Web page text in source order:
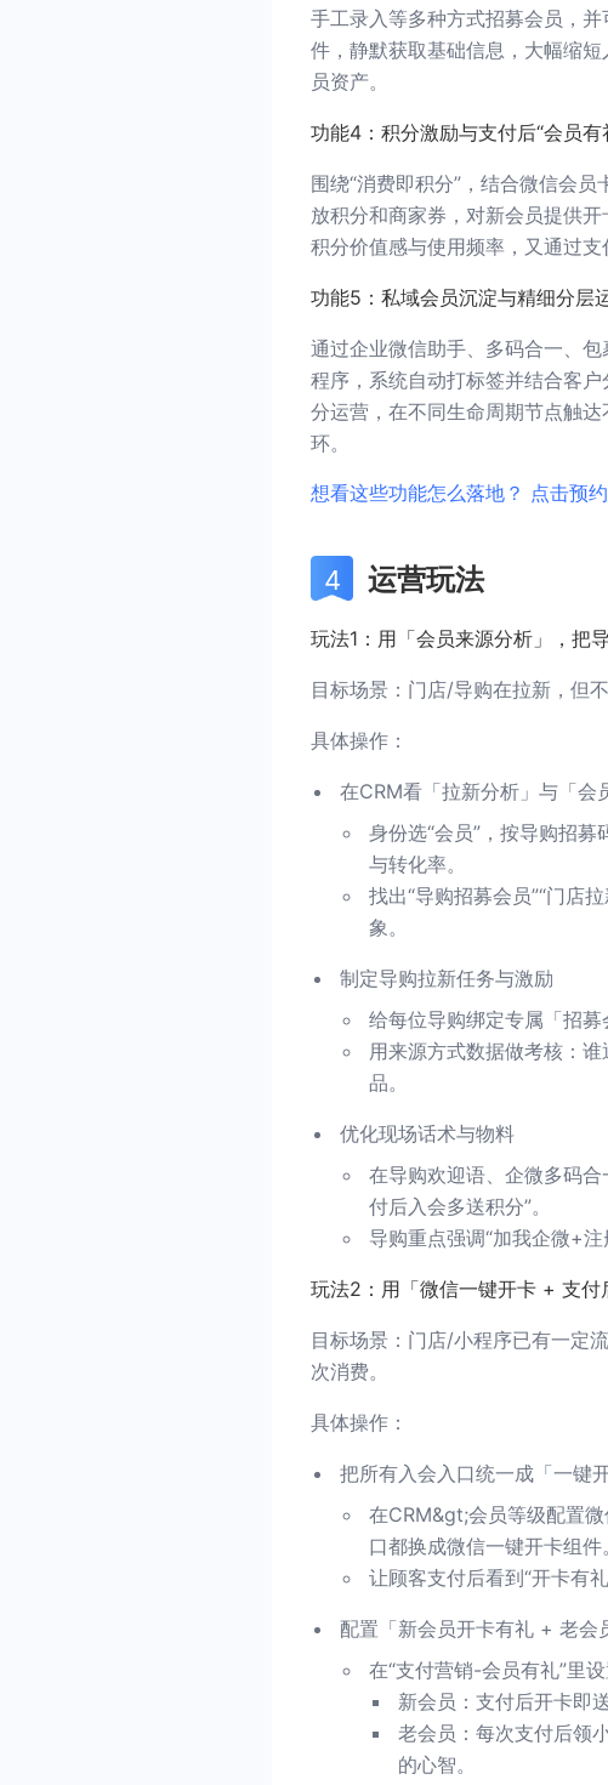
手工录入等多种方式招募会员，
件，静默获取基础信息，大幅缩
员资产。
功能4：积分激励与支付后“会员有
围绕“消费即积分”，结合微信会
放积分和商家券，对新会员提供
积分价值感与使用频率，又通过支
功能5：私域会员沉淀与精细分层
通过企业微信助手、多码合一、
程序，系统自动打标签并结合客
分运营，在不同生命周期节点触
环。
想看这些功能怎么落地？ 点击预
运营玩法
玩法1：用「会员来源分析」，把
目标场景：门店/导购在拉新，但
具体操作：
在CRM看「拉新分析」与「会
身份选“会员”，按导购招
与转化率。
找出“导购招募会员”“门店
象。
制定导购拉新任务与激励
给每位导购绑定专属「招募
用来源方式数据做考核：
品。
优化现场话术与物料
在导购欢迎语、企微多码
付后入会多送积分”。
导购重点强调“加我企微+
玩法2：用「微信一键开卡 + 支付
目标场景：门店/小程序已有一定
次消费。
具体操作：
把所有入会入口统一成「一键开
在CRM&gt;会员等级配置
口都换成微信一键开卡组件。
让顾客支付后看到“开卡有
配置「新会员开卡有礼 + 老会
在“支付营销-会员有礼”里设
新会员：支付后开卡即
老会员：每次支付后领
的心智。